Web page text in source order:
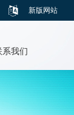
新版网站
系我们